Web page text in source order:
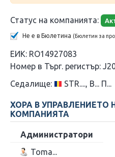
Статус на компанията:
Не е в Бюлетина (Бюлетин за
ЕИК: RO14927083
Номер в Търг. регистър:
Седалище:
STR...., B... П...
ХОРА В УПРАВЛЕНИЕТО
КОМПАНИЯТА
Администратори
Toma...